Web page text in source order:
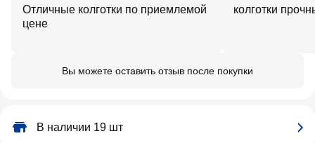
Отличные колготки по приемлемой
цене
колготки
Вы можете оставить отзыв после покупки
В наличии 19 шт